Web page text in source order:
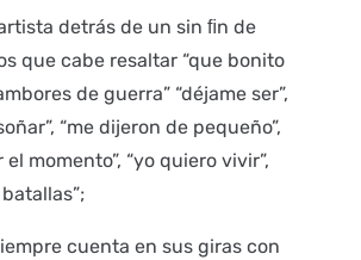
detrás de un sin ﬁn de
que cabe resaltar “que bonito
de guerra” “déjame ser”,
“me dijeron de pequeño”,
momento”, “yo quiero vivir”,
cuenta en sus giras con